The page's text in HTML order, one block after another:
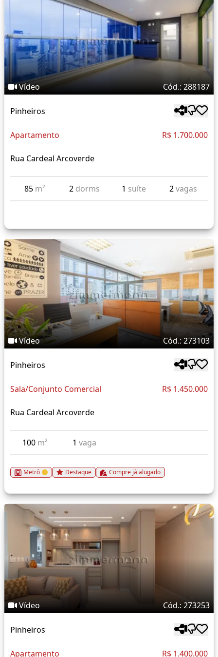
Vídeo Cód.: 288187
Pinheiros
Apartamento R$ 1.700.000
Rua Cardeal Arcoverde
85 m² 2 dorms 1 suíte 2vagas
Vídeo Cód.: 273103
Pinheiros
Sala/Conjunto Comercial R$ 1.450.000
Rua Cardeal Arcoverde
100 m² 1 vaga
Metrô Destaque Compre já alugado
Vídeo Cód.: 273253
Pinheiros
Apartamento R$ 1.400.000